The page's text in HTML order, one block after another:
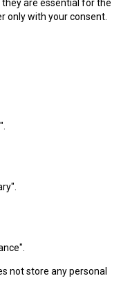
are essential for the
only with your consent.
not store any personal